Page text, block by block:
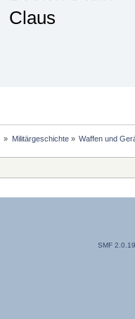
Claus
» Militärgeschichte» Waffen und
SMF 2.0.19